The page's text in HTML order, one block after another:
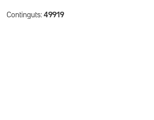
Continguts: 49919